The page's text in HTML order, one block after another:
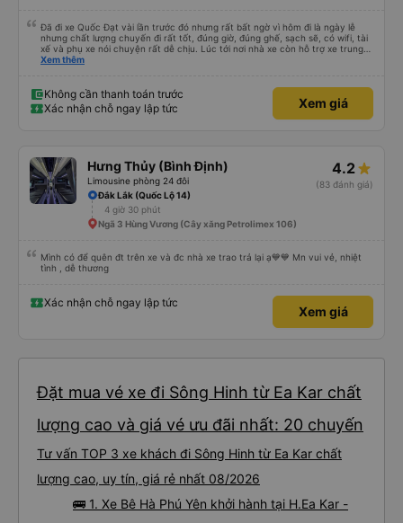
Đã đi xe Quốc Đạt vài lần trước đó nhưng rất bất ngờ vì hôm đi là ngày lễ
nhưng chất lượng chuyến đi rất tốt, đúng giờ, đúng ghế, sạch sẽ, có wifi, tài
xế và phụ xe nói chuyện rất dễ chịu. Lúc tới nơi nhà xe còn hỗ trợ xe trung
chuyển tới tận nhà. 10đ cho nhà xe, hy vọng nhà xe duy trì được chất lượng
Xem thêm
Không cần thanh toán trước
Xác nhận chỗ ngay lập tức
Xem giá
Hưng Thủy (Bình Định)
Limousine phòng 24 đôi
4.2
(83 đánh giá)
Đắk Lắk (Quốc Lộ 14)
4 giờ 30 phút
Ngã 3 Hùng Vương (Cây xăng Petrolimex 106)
Mình có để quên đt trên xe và đc nhà xe trao trả lại ạ💙💙 Mn vui vẻ, nhiệt
tình , dễ thương
Xác nhận chỗ ngay lập tức
Xem giá
Đặt mua vé xe đi Sông Hinh từ Ea Kar chất
lượng cao và giá vé ưu đãi nhất: 20 chuyến
Tư vấn TOP 3 xe khách đi Sông Hinh từ Ea Kar chất
lượng cao, uy tín, giá rẻ nhất 08/2026
🚌 1. Xe Bê Hà Phú Yên khởi hành tại H.Ea Kar -